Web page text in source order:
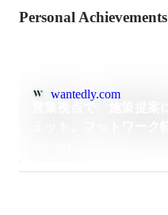
Personal Achievements
wantedly.com